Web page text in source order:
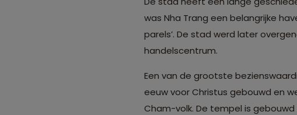
was Nha Trang een belangrijke
parels’. De stad werd later
handelscentrum.
Een van de grootste
eeuw voor Christus gebouwd en
Cham-volk. De tempel is